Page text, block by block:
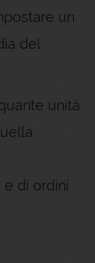
un
del
unità
di ordini